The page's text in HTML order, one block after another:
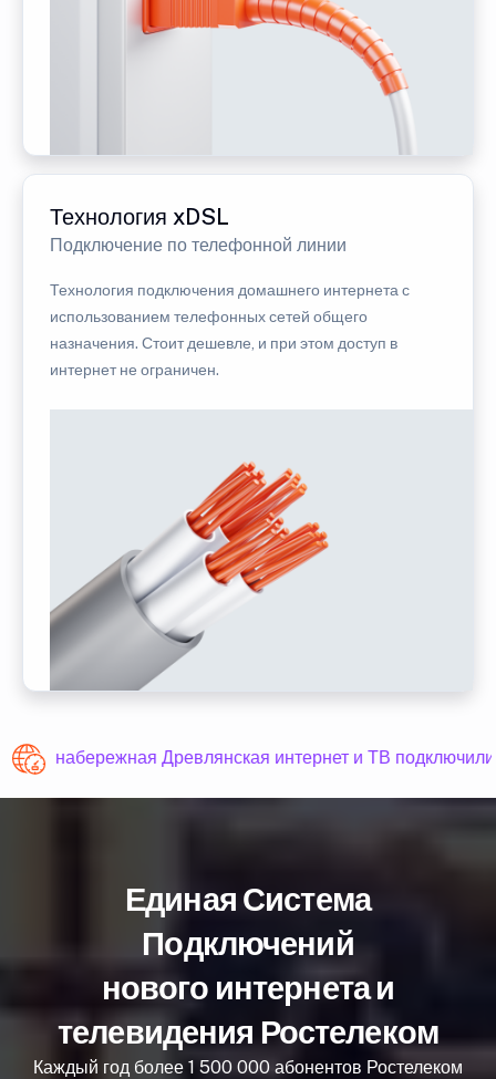
Технология xDSL
Подключение по телефонной линии
Технология подключения домашнего интернета с
использованием телефонных сетей общего
назначения. Стоит дешевле, и при этом доступ в
интернет не ограничен.
набережная Древлянская интернет и ТВ подключили
Единая Система
Подключений
нового интернета и
телевидения Ростелеком
Каждый год более 1 500 000 абонентов Ростелеком